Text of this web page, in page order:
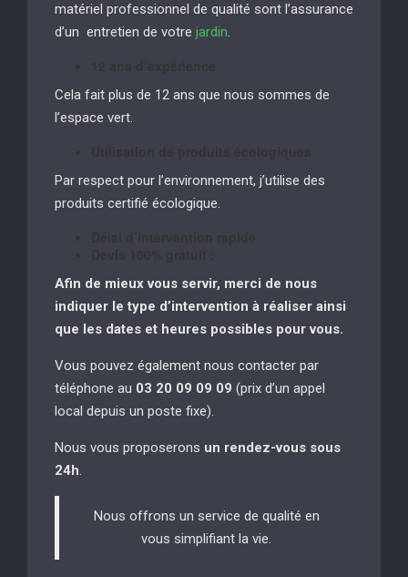
matériel professionnel de qualité sont l’assurance
d’un entretien de votre jardin.
Cela fait plus de 12 ans que nous sommes de
l’espace vert.
Par respect pour l’environnement, j’utilise des
produits certifié écologique.
Afin de mieux vous servir, merci de nous
indiquer le type d’intervention à réaliser ainsi
que les dates et heures possibles pour vous.
Vous pouvez également nous contacter par
téléphone au 03 20 09 09 09 (prix d’un appel
local depuis un poste fixe).
Nous vous proposerons un rendez-vous sous
24h.
Nous offrons un service de qualité en
vous simplifiant la vie.